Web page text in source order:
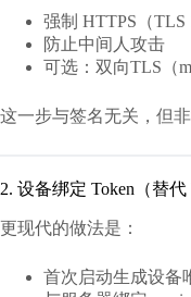
强制 HTTPS（TLS
防止中间人攻击
可选：双向TLS（
这一步与签名无关，但非
2. 设备绑定 Token（替代
更现代的做法是：
首次启动生成设备